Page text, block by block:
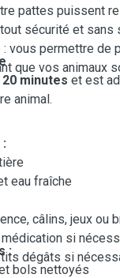
pattes puissent
sécurité et sans
vous permettre de
que vos animaux
20 minutes et est
animal.
eau fraîche
câlins, jeux ou
si
dégâts si
:
bols nettoyés